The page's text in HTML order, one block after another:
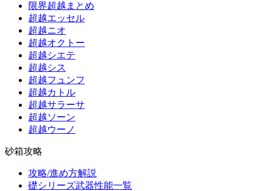
限界超越まとめ
超越エッセル
超越ニオ
超越オクトー
超越シエテ
超越シス
超越フュンフ
超越カトル
超越サラーサ
超越ソーン
超越ウーノ
砂箱攻略
攻略/進め方解説
礎シリーズ武器性能一覧